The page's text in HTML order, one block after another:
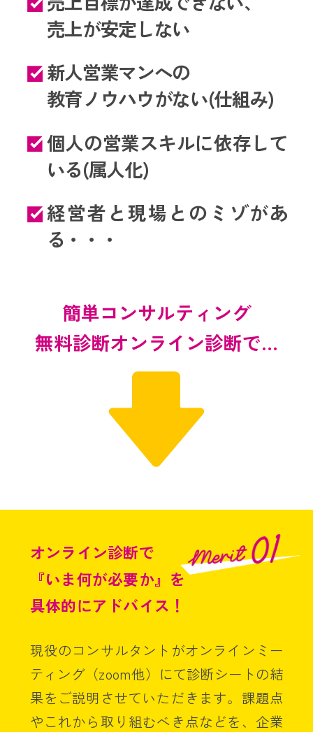
売上が安定しない
新人営業マンへの
教育ノウハウがない(仕組み)
個人の営業スキルに依存して
いる(属人化)
経営者と現場とのミゾがあ
る・・・
簡単コンサルティング
無料診断オンライン診断で…
オンライン診断で
『いま何が必要か』を
具体的にアドバイス！
現役のコンサルタントがオンラインミー
ティング（zoom他）にて診断シートの結
果をご説明させていただきます。課題点
やこれから取り組むべき点などを、企業